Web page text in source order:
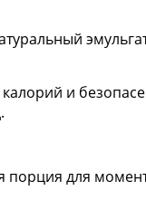
и
порция для